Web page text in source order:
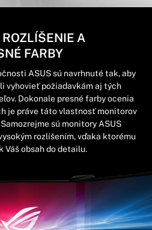
A
FARBY
ASUS sú navrhnuté tak, aby
vyhovieť požiadavkám aj tých
Dokonale presné farby ocenia
je práve táto vlastnosť monitorov
sú monitory ASUS
rozlíšením, vďaka ktorému
Váš obsah do detailu.